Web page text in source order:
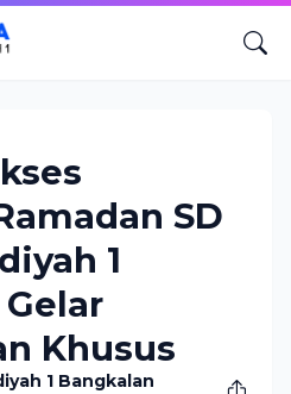
SD
1
Khusus
1 Bangkalan